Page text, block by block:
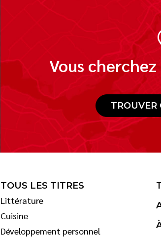
Vous
TROUVER
TOUS LES TITRES
Littérature
Cuisine
Développement personnel